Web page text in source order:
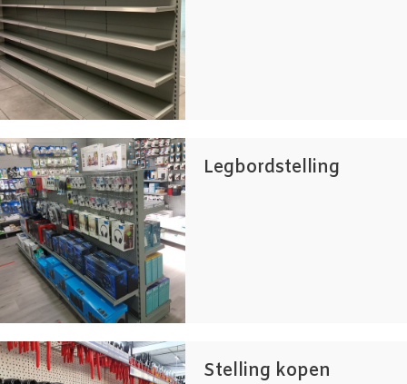
Legbordstelling
Stelling kopen